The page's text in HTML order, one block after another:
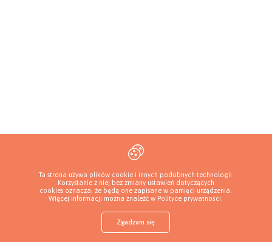
Znajdź szczeniaka Dodaj hodowlę
Ta strona używa plików cookie i innych podobnych technologii.
Korzystanie z niej bez zmiany ustawień dotyczących
cookies oznacza, że będą one zapisane w pamięci urządzenia.
Więcej informacji można znaleźć w Polityce prywatności
Zgadzam się